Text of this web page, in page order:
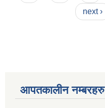
next ›
आपतकालीन नम्बरहरु